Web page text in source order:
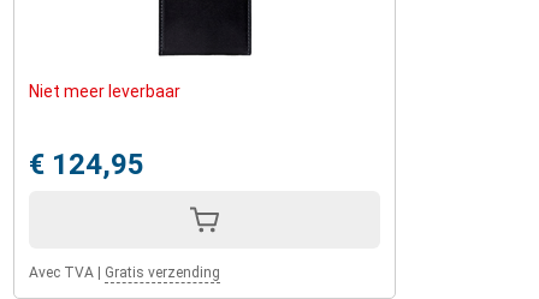
Niet meer leverbaar
€ 124,95
Avec TVA Gratis verzending